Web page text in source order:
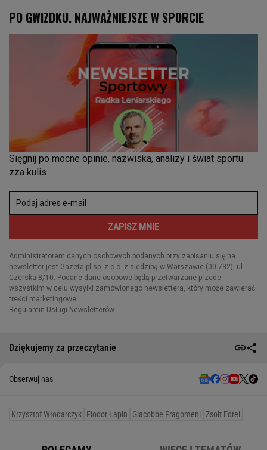
Dziękujemy za przeczytanie
Obserwuj nas
Krzysztof Włodarczyk Fiodor Łapin Giacobbe Fragomeni Zsolt Edrei